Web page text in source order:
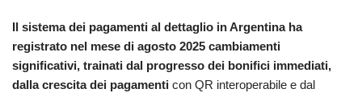
Il sistema dei pagamenti al dettaglio in Argentina ha
registrato nel mese di agosto 2025 cambiamenti
significativi, trainati dal progresso dei bonifici immediati,
dalla crescita dei pagamenti con QR interoperabile e dal